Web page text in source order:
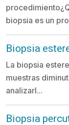
biopsia es un
Biopsia
La biopsia
muestras
analizarl...
Biopsia